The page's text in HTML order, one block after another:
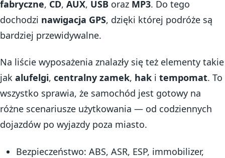
fabryczne, CD, AUX, USB oraz MP3. Do tego
dochodzi nawigacja GPS, dzięki której podróże są
bardziej przewidywalne.
Na liście wyposażenia znalazły się też elementy takie
jak alufelgi, centralny zamek, hak i tempomat. To
wszystko sprawia, że samochód jest gotowy na
różne scenariusze użytkowania — od codziennych
dojazdów po wyjazdy poza miasto.
Bezpieczeństwo: ABS, ASR, ESP, immobilizer,